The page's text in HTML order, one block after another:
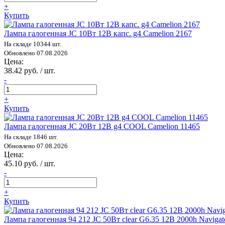
+
Купить
Лампа галогенная JC 10Вт 12В капс. g4 Camelion 2167
На складе 10344 шт.
Обновлено 07.08.2026
Цена:
38.42 руб. / шт.
-
+
Купить
Лампа галогенная JC 20Вт 12В g4 COOL Camelion 11465
На складе 1846 шт.
Обновлено 07.08.2026
Цена:
45.10 руб. / шт.
-
+
Купить
Лампа галогенная 94 212 JC 50Вт clear G6.35 12В 2000h